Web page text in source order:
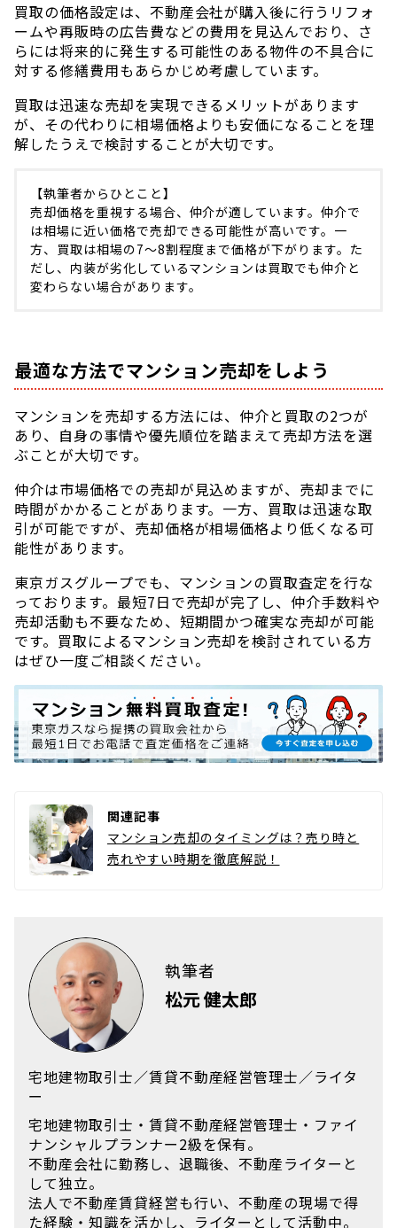
買取の価格設定は、不動産会社が購入後に行うリフォ
ームや再販時の広告費などの費用を見込んでおり、さ
らには将来的に発生する可能性のある物件の不具合に
対する修繕費用もあらかじめ考慮しています。
買取は迅速な売却を実現できるメリットがあります
が、その代わりに相場価格よりも安価になることを理
解したうえで検討することが大切です。
【執筆者からひとこと】
売却価格を重視する場合、仲介が適しています。仲介で
は相場に近い価格で売却できる可能性が高いです。一
方、買取は相場の7〜8割程度まで価格が下がります。た
だし、内装が劣化しているマンションは買取でも仲介と
変わらない場合があります。
最適な方法でマンション売却をしよう
マンションを売却する方法には、仲介と買取の2つが
あり、自身の事情や優先順位を踏まえて売却方法を選
ぶことが大切です。
仲介は市場価格での売却が見込めますが、売却までに
時間がかかることがあります。一方、買取は迅速な取
引が可能ですが、売却価格が相場価格より低くなる可
能性があります。
東京ガスグループでも、マンションの買取査定を行な
っております。最短7日で売却が完了し、仲介手数料や
売却活動も不要なため、短期間かつ確実な売却が可能
です。買取によるマンション売却を検討されている方
はぜひ一度ご相談ください。
関連記事
マンション売却のタイミングは？売り時と
売れやすい時期を徹底解説！
執筆者
松元 健太郎
宅地建物取引士／賃貸不動産経営管理士／ライタ
ー
宅地建物取引士・賃貸不動産経営管理士・ファイ
ナンシャルプランナー2級を保有。
不動産会社に勤務し、退職後、不動産ライターと
して独立。
法人で不動産賃貸経営も行い、不動産の現場で得
た経験・知識を活かし、ライターとして活動中。